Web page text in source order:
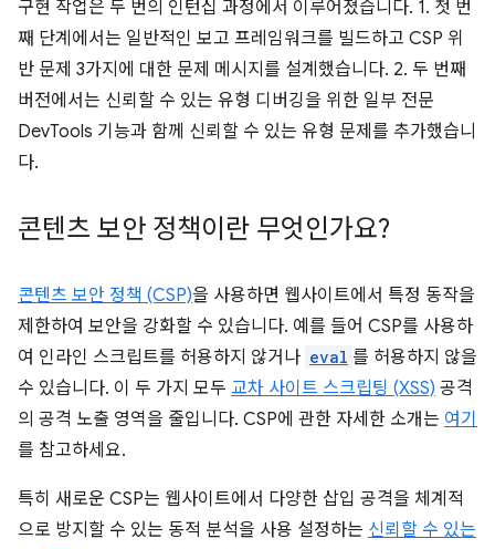
구현 작업은 두 번의 인턴십 과정에서 이루어졌습니다. 1. 첫 번
째 단계에서는 일반적인 보고 프레임워크를 빌드하고 CSP 위
반 문제 3가지에 대한 문제 메시지를 설계했습니다. 2. 두 번째
버전에서는 신뢰할 수 있는 유형 디버깅을 위한 일부 전문
DevTools 기능과 함께 신뢰할 수 있는 유형 문제를 추가했습니
다.
콘텐츠 보안 정책이란 무엇인가요?
콘텐츠 보안 정책 (CSP)을 사용하면 웹사이트에서 특정 동작을
제한하여 보안을 강화할 수 있습니다. 예를 들어 CSP를 사용하
여 인라인 스크립트를 허용하지 않거나 eval 를 허용하지 않을
수 있습니다. 이 두 가지 모두 교차 사이트 스크립팅 (XSS) 공격
의 공격 노출 영역을 줄입니다. CSP에 관한 자세한 소개는 여기
를 참고하세요.
특히 새로운 CSP는 웹사이트에서 다양한 삽입 공격을 체계적
으로 방지할 수 있는 동적 분석을 사용 설정하는 신뢰할 수 있는